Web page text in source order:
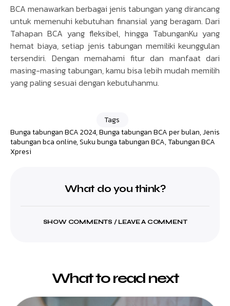
BCA menawarkan berbagai jenis tabungan yang dirancang
untuk memenuhi kebutuhan finansial yang beragam. Dari
Tahapan BCA yang fleksibel, hingga TabunganKu yang
hemat biaya, setiap jenis tabungan memiliki keunggulan
tersendiri. Dengan memahami fitur dan manfaat dari
masing-masing tabungan, kamu bisa lebih mudah memilih
yang paling sesuai dengan kebutuhanmu.
Tags
Bunga tabungan BCA 2024,Bunga tabungan BCA per bulan,Jenis
tabungan bca online,Suku bunga tabungan BCA,Tabungan BCA
Xpresi
What do you think?
SHOW COMMENTS / LEAVE A COMMENT
What to read next